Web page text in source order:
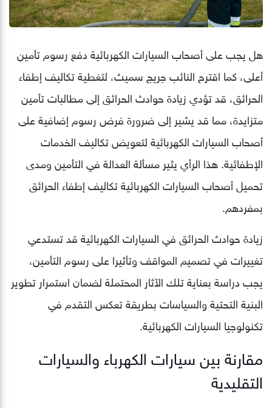
هل يجب على أصحاب السيارات الكهربائية دفع رسوم تأمين
أعلى، كما اقترح النائب جريج سميث، لتغطية تكاليف إطفاء
الحرائق، قد تؤدي زيادة حوادث الحرائق إلى مطالبات تأمين
متزايدة، مما قد يشير إلى ضرورة فرض رسوم إضافية على
أصحاب السيارات الكهربائية لتعويض تكاليف الخدمات
الإطفائية. هذا الرأي يثير مسألة العدالة في التأمين ومدى
تحميل أصحاب السيارات الكهربائية تكاليف إطفاء الحرائق
بمفردهم.
زيادة حوادث الحرائق في السيارات الكهربائية قد تستدعي
تغييرات في تصميم المواقف وتأثيرا على رسوم التأمين،
يجب دراسة بعناية تلك الآثار المحتملة لضمان استمرار تطوير
البنية التحتية والسياسات بطريقة تعكس التقدم في
تكنولوجيا السيارات الكهربائية.
مقارنة بين سيارات الكهرباء والسيارات
التقليدية